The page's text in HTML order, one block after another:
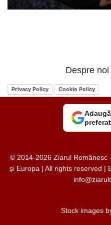
Despre noi
Privacy Policy Cookie Policy
© 2014-2026 Ziarul Românesc
și Europa | All rights reserved |
Stock images